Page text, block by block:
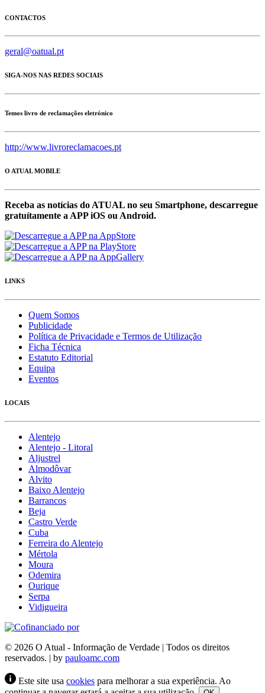
CONTACTOS
geral@oatual.pt
SIGA-NOS NAS REDES SOCIAIS
Temos livro de reclamações eletrónico
http://www.livroreclamacoes.pt
O ATUAL MOBILE
Receba as notícias do ATUAL no seu Smartphone, descarregue
gratuítamente a APP iOS ou Android.
LINKS
Quem Somos
Publicidade
Política de Privacidade e Termos de Utilização
Ficha Técnica
Estatuto Editorial
Equipa
Eventos
LOCAIS
Alentejo
Alentejo - Litoral
Aljustrel
Almodôvar
Alvito
Baixo Alentejo
Barrancos
Beja
Castro Verde
Cuba
Ferreira do Alentejo
Mértola
Moura
Odemira
Ourique
Serpa
Vidigueira
© 2026 O Atual - Informação de Verdade | Todos os direitos
reservados. | by pauloamc.com
Este site usa cookies para melhorar a sua experiência. Ao